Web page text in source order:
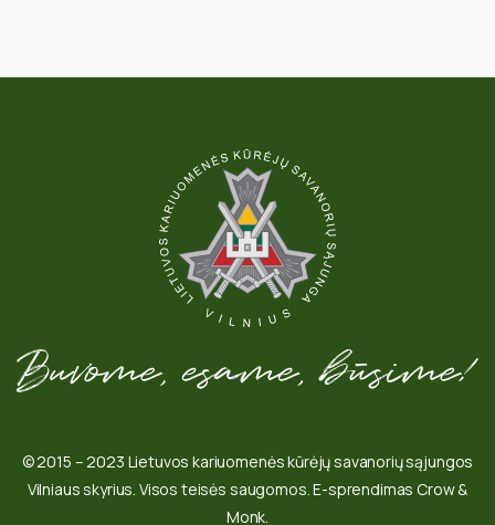
© 2015 – 2023 Lietuvos kariuomenės kūrėjų savanorių sąjungos
Vilniaus skyrius. Visos teisės saugomos. E-sprendimas Crow &
Monk.